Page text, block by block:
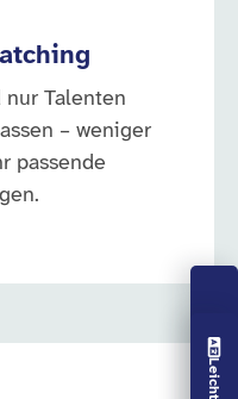
Vorlesen aus
nur Talenten
– weniger
passende